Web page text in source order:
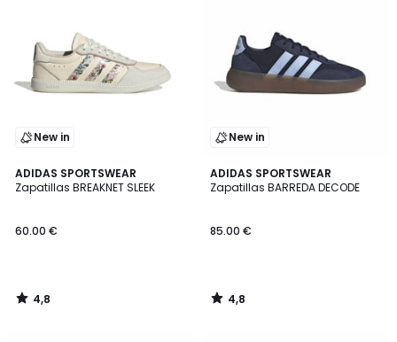
New in
ADIDAS SPORTSWEAR
Zapatillas BREAKNET SLEEK
60.00 €
4,8
/ 5
4,8
/
New in
ADIDAS SPORTSWEAR
Zapatillas BARREDA DECODE
85.00 €
4,8
/ 5
4,8
/